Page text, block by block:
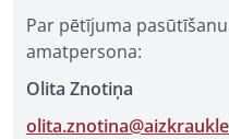
Par pētījuma
amatpersona:
Olita Znotiņa